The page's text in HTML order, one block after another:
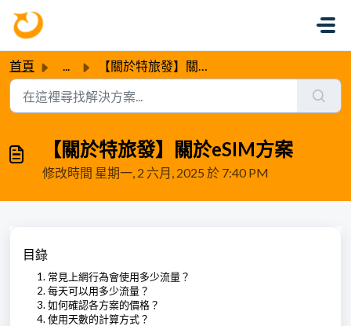
首頁 ... 【關於特旅發】關於eSIM方案
【關於特旅發】關於eSIM方案
修改時間 星期一, 2 六月, 2025 於 7:40 PM
目錄
常見上網行為會使用多少流量？
每天可以用多少流量？
如何確認各方案的價格？
使用天數的計算方式？